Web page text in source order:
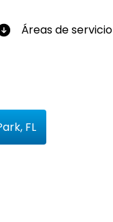
Áreas de servicio
FL